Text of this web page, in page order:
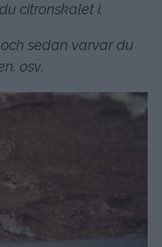
citronskalet i.
sedan varvar du
osv.